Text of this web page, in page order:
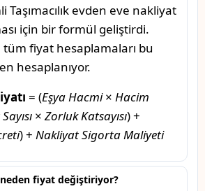
Taşımacılık evden eve nakliyat
için bir formül geliştirdi.
fiyat hesaplamaları bu
hesaplanıyor.
= (Eşya Hacmi× Hacim
× Zorluk Katsayısı) +
) + Nakliyat Sigorta Maliyeti
fiyat değiştiriyor?